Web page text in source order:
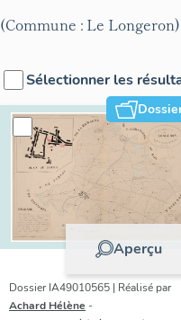
(Commune : Le Longeron)
Sélectionner les
Aperçu
Dossier IA49010565 | Réalisé par
Achard Hélène -